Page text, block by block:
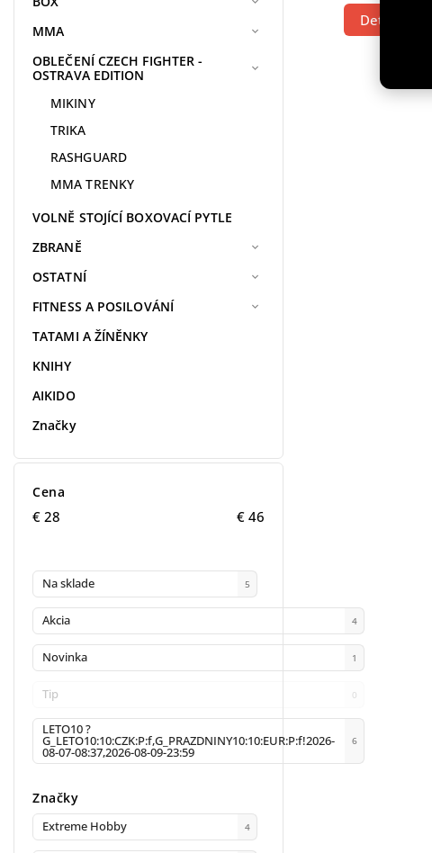
MMA
OBLEČENÍ CZECH FIGHTER -
OSTRAVA EDITION
MIKINY
TRIKA
RASHGUARD
MMA TRENKY
VOLNĚ STOJÍCÍ BOXOVACÍ PYTLE
ZBRANĚ
OSTATNÍ
FITNESS A POSILOVÁNÍ
TATAMI A ŽÍNĚNKY
KNIHY
AIKIDO
Značky
Cena
€28 €46
Na sklade 5
Akcia 4
Novinka 1
Tip 0
LETO10 ?
G_LETO10:10:CZK:P:f,G_PRAZDNINY10:10:EUR:P:f!2026-
08-07-08:37,2026-08-09-23:59
6
Značky
Extreme Hobby 4
Detail